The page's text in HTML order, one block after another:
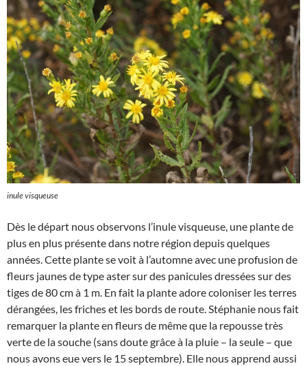
inule visqueuse
Dès le départ nous observons l’inule visqueuse, une plante de
plus en plus présente dans notre région depuis quelques
années. Cette plante se voit à l’automne avec une profusion de
fleurs jaunes de type aster sur des panicules dressées sur des
tiges de 80 cm à 1 m. En fait la plante adore coloniser les terres
dérangées, les friches et les bords de route. Stéphanie nous fait
remarquer la plante en fleurs de même que la repousse très
verte de la souche (sans doute grâce à la pluie – la seule – que
nous avons eue vers le 15 septembre). Elle nous apprend aussi